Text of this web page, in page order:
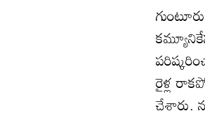
రైళ్ల
చేశారు.